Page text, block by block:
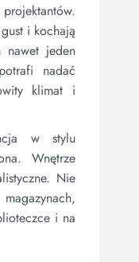
i kochają
nawet jeden
nadać
klimat i
w stylu
Wnętrze
Nie
i na